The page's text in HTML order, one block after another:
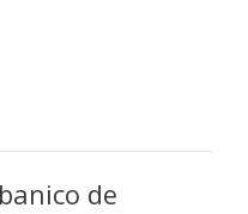
de